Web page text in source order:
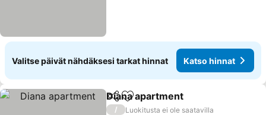
Valitse päivät nähdäksesi tarkat hinnat Katso hinnat
Jaa Lisää suosikkeihin
Diana apartment
/
Luokitusta ei ole saatavilla